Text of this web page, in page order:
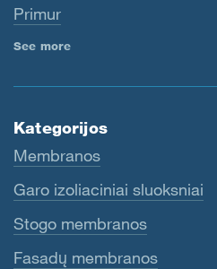
Primur
See more
Kategorijos
Membranos
Garo izoliaciniai sluoksniai
Stogo membranos
Fasadų membranos